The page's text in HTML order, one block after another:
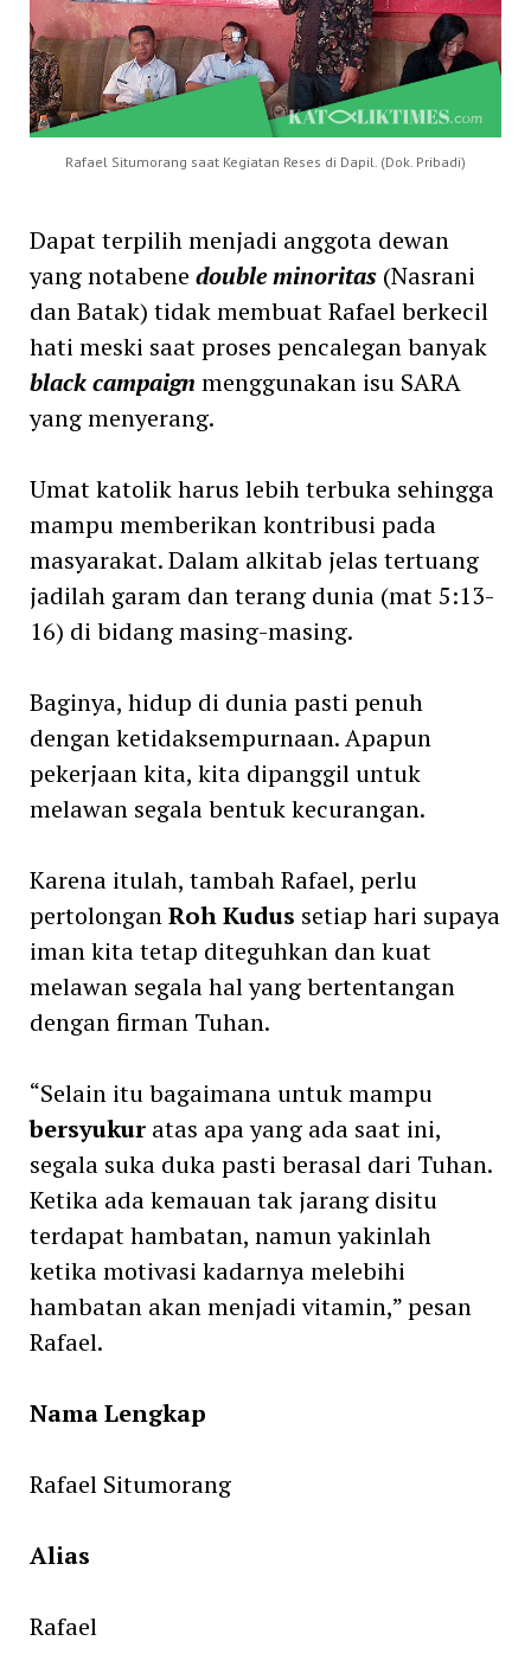
Rafael Situmorang saat Kegiatan Reses di Dapil. (Dok. Pribadi)
Dapat terpilih menjadi anggota dewan
yang notabene double minoritas (Nasrani
dan Batak) tidak membuat Rafael berkecil
hati meski saat proses pencalegan banyak
black campaign menggunakan isu SARA
yang menyerang.
Umat katolik harus lebih terbuka sehingga
mampu memberikan kontribusi pada
masyarakat. Dalam alkitab jelas tertuang
jadilah garam dan terang dunia (mat 5:13-
16) di bidang masing-masing.
Baginya, hidup di dunia pasti penuh
dengan ketidaksempurnaan. Apapun
pekerjaan kita, kita dipanggil untuk
melawan segala bentuk kecurangan.
Karena itulah, tambah Rafael, perlu
pertolonganRoh Kudus setiap hari supaya
iman kita tetap diteguhkan dan kuat
melawan segala hal yang bertentangan
dengan firman Tuhan.
“Selain itu bagaimana untuk mampu
bersyukuratas apa yang ada saat ini,
segala suka duka pasti berasal dari Tuhan.
Ketika ada kemauan tak jarang disitu
terdapat hambatan, namun yakinlah
ketika motivasi kadarnya melebihi
hambatan akan menjadi vitamin,” pesan
Rafael.
Nama Lengkap
Rafael Situmorang
Alias
Rafael